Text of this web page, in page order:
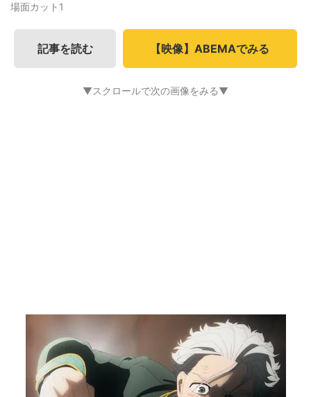
場面カット1
記事を読む 【映像】ABEMAでみる
▼スクロールで次の画像をみる▼